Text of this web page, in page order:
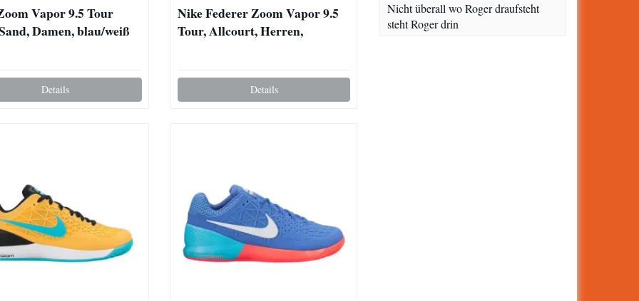
Vapor 9.5 Tour
Damen, blau/weiß
Details
Nike Federer Zoom Vapor 9.5
Tour, Allcourt, Herren,
Details
Nicht überall wo Roger draufsteht
steht Roger drin